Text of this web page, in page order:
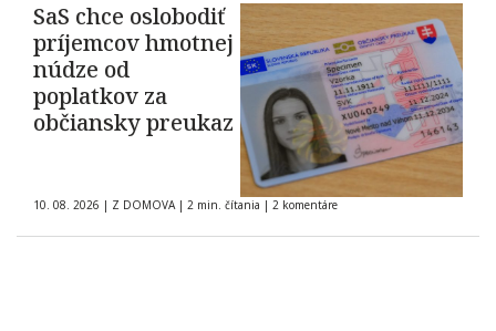
SaS chce oslobodiť
príjemcov hmotnej
núdze od
poplatkov za
občiansky preukaz
10. 08. 2026 | Z DOMOVA | 2 min. čítania | 2 komentáre